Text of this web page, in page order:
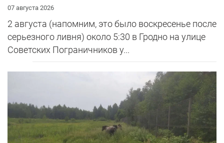
07 августа 2026
2 августа (напомним, это было воскресенье после
серьезного ливня) около 5:30 в Гродно на улице
Советских Пограничников у...